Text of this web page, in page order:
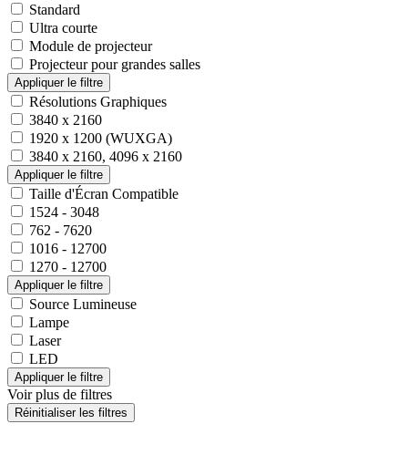
Standard
Ultra courte
Module de projecteur
Projecteur pour grandes salles
Résolutions Graphiques
3840 x 2160
1920 x 1200 (WUXGA)
3840 x 2160, 4096 x 2160
Taille d'Écran Compatible
1524 - 3048
762 - 7620
1016 - 12700
1270 - 12700
Source Lumineuse
Lampe
Laser
LED
Voir plus de filtres